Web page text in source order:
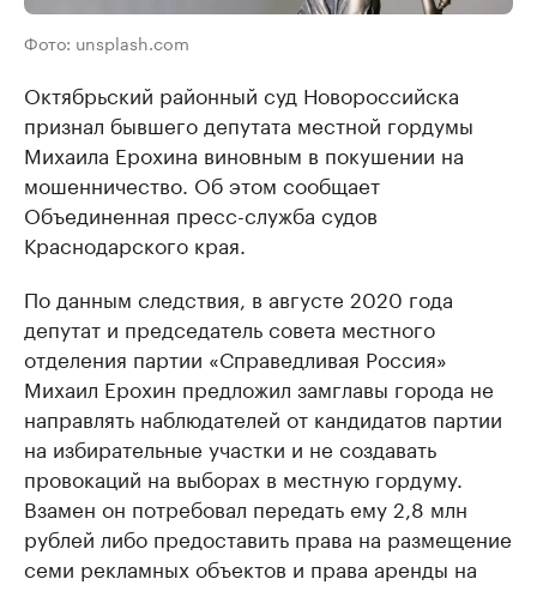
Фото: unsplash.com
Октябрьский районный суд Новороссийска
признал бывшего депутата местной гордумы
Михаила Ерохина виновным в покушении на
мошенничество. Об этом сообщает
Объединенная пресс-служба судов
Краснодарского края.
По данным следствия, в августе 2020 года
депутат и председатель совета местного
отделения партии «Справедливая Россия»
Михаил Ерохин предложил замглавы города не
направлять наблюдателей от кандидатов партии
на избирательные участки и не создавать
провокаций на выборах в местную гордуму.
Взамен он потребовал передать ему 2,8 млн
рублей либо предоставить права на размещение
семи рекламных объектов и права аренды на